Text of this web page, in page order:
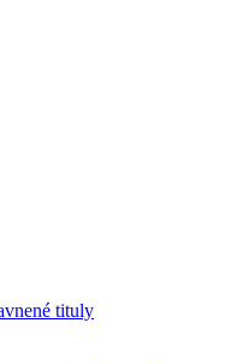
tituly